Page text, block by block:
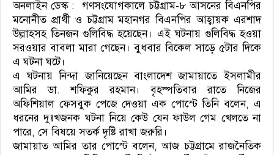
অনলাইন ডেস্ক : গণসংযোগকালে চট্টগ্রাম-৮ আসনের বিএনপির
মনোনীত প্রার্থী ও চট্টগ্রাম মহানগর বিএনপির আহ্বায়ক এরশাদ
উল্লাহসহ তিনজন গুলিবিদ্ধ হয়েছেন। এই ঘটনায় গুলিবিদ্ধ হওয়া
সরওয়ার বাবলা মারা গেছেন। বুধবার বিকেল সাড়ে ৫টার দিকে
এ ঘটনা ঘটে।
এ ঘটনায় নিন্দা জানিয়েছেন বাংলাদেশ জামায়াতে ইসলামীর
আমির ডা. শফিকুর রহমান। বৃহস্পতিবার রাতে নিজের
অফিশিয়াল ফেসবুক পেজে দেওয়া এক পোস্টে তিনি বলেন, এ
ধরনের দুঃখজনক ঘটনা নিয়ে কেউ যেন ফাউল গেম খেলতে না
পারে, সে বিষয়ে সতর্ক দৃষ্টি রাখা জরুরি।
জামায়াত আমির তার পোস্টে বলেন, আজ চট্টগ্রামে রাজনৈতিক